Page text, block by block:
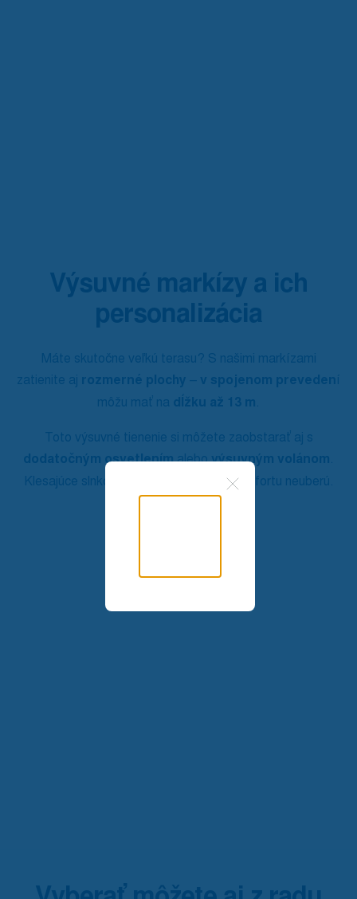
Výsuvné markízy a ich
personalizácia
Máte skutočne veľkú terasu? S našimi markízami
zatienite aj rozmerné plochy – v spojenom prevedení
môžu mať na dĺžku až 13 m.
Toto výsuvné tienenie si môžete zaobstarať aj s
dodatočným osvetlenímalebovýsuvným volánom.
Klesajúce slnko ani nočná tma vám z komfortu neuberú.